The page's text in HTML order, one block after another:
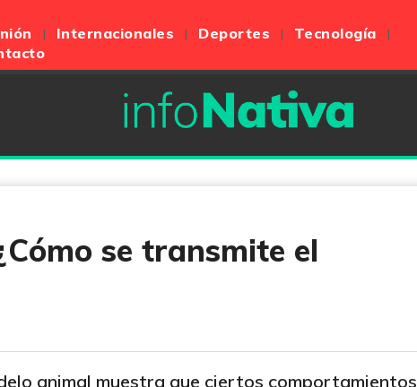
Internacionales Deportes
Tecnología
se transmite el
animal muestra que ciertos comportamientos